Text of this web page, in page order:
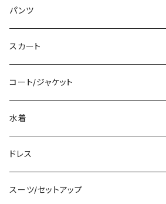
ミディアム/ミモレ
ロング/マキシ
袖付き
ノースリーブ
その他
チュニック
Tシャツ/カットソー
タンクトップ/キャミソール
シャツ/ブラウス
ベアトップ/チューブトップ
カーディガン/ボレロ
ニット/セーター
パンツ
ショート丈
クロップド丈
ロング丈
デニム
レギンス
スカート
ミニ/ショート
ミディアム/ミモレ
ロング
その他
コート/ジャケット
コート
ジャケット
その他
水着
タンキニ
バンドゥビキニ
ドレス
ミニ/ショート
スーツ/セットアップ